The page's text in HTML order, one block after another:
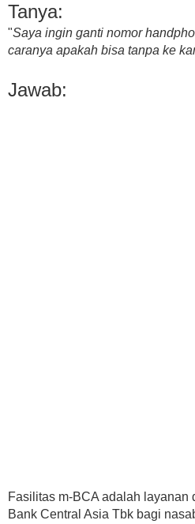
Tanya:
"Saya ingin ganti nomor
caranya apakah bisa tanpa ke
Jawab:
Fasilitas m-BCA adalah layanan
Bank Central Asia Tbk bagi